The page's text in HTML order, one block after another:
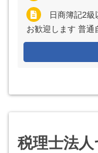
日商簿記2
お歓迎します 普通
税理士法